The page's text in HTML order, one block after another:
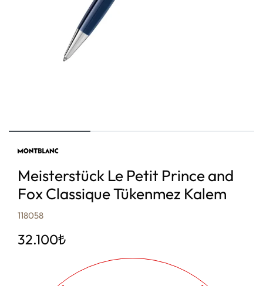
Meisterstück Le Petit Prince and
Fox Classique Tükenmez Kalem
118058
32.100₺